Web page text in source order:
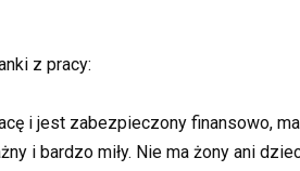
z pracy:
i jest zabezpieczony finansowo,
i bardzo miły. Nie ma żony ani